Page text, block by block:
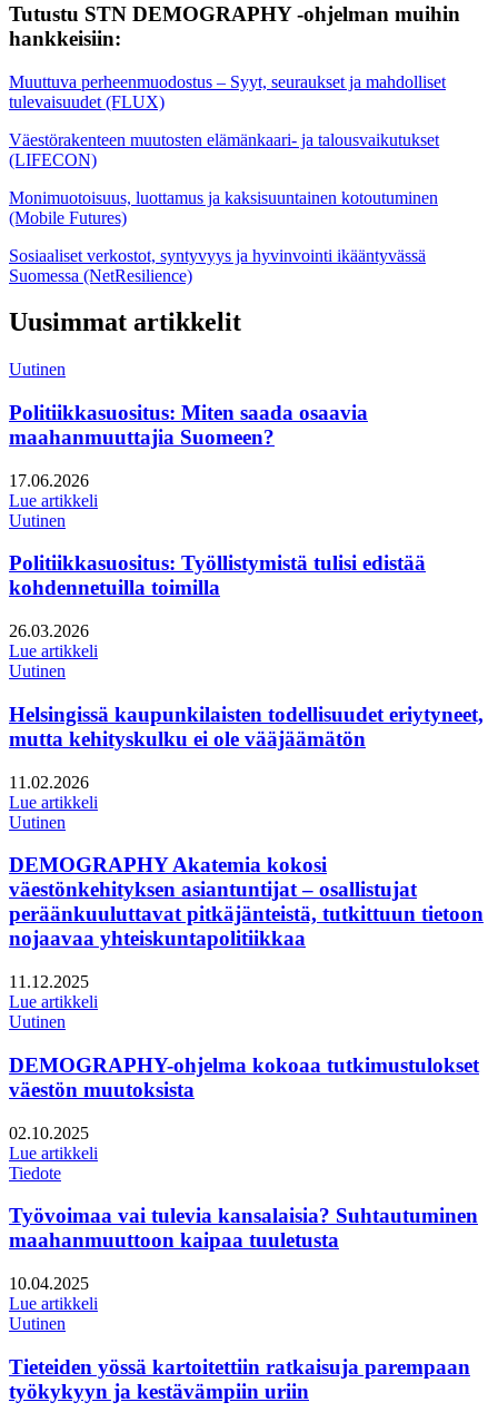
Tutustu STN DEMOGRAPHY -ohjelman muihin
hankkeisiin:
Muuttuva perheenmuodostus – Syyt, seuraukset ja mahdolliset
tulevaisuudet (FLUX)
Väestörakenteen muutosten elämänkaari- ja talousvaikutukset
(LIFECON)
Monimuotoisuus, luottamus ja kaksisuuntainen kotoutuminen
(Mobile Futures)
Sosiaaliset verkostot, syntyvyys ja hyvinvointi ikääntyvässä
Suomessa (NetResilience)
Uusimmat artikkelit
Uutinen
Politiikkasuositus: Miten saada osaavia
maahanmuuttajia Suomeen?
Julkaistu:
17.06.2026
Lue artikkeli
Uutinen
Politiikkasuositus: Työllistymistä tulisi edistää
kohdennetuilla toimilla
Julkaistu:
26.03.2026
Lue artikkeli
Uutinen
Helsingissä kaupunkilaisten todellisuudet eriytyneet,
mutta kehityskulku ei ole vääjäämätön
Julkaistu:
11.02.2026
Lue artikkeli
Uutinen
DEMOGRAPHY Akatemia kokosi
väestönkehityksen asiantuntijat – osallistujat
peräänkuuluttavat pitkäjänteistä, tutkittuun tietoon
nojaavaa yhteiskuntapolitiikkaa
Julkaistu:
11.12.2025
Lue artikkeli
Uutinen
DEMOGRAPHY-ohjelma kokoaa tutkimustulokset
väestön muutoksista
Julkaistu:
02.10.2025
Lue artikkeli
Tiedote
Työvoimaa vai tulevia kansalaisia? Suhtautuminen
maahanmuuttoon kaipaa tuuletusta
Julkaistu:
10.04.2025
Lue artikkeli
Uutinen
Tieteiden yössä kartoitettiin ratkaisuja parempaan
työkykyyn ja kestävämpiin uriin